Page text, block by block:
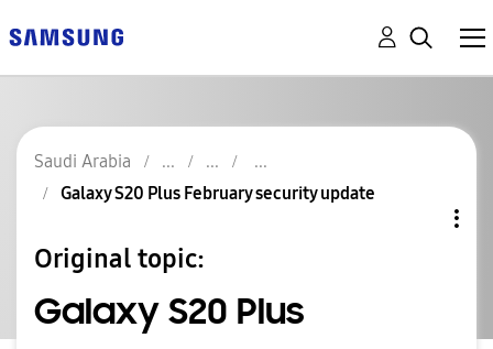
Saudi Arabia
Galaxy S20 Plus February security update
Original topic:
Galaxy S20 Plus